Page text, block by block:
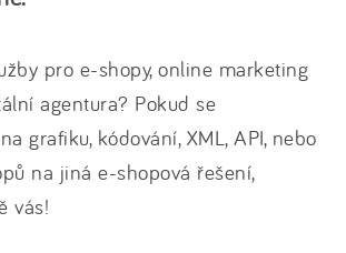
pro e-shopy, online marketing
agentura? Pokud se
grafiku, kódování, XML, API, nebo
na jiná e-shopová řešení,
vás!